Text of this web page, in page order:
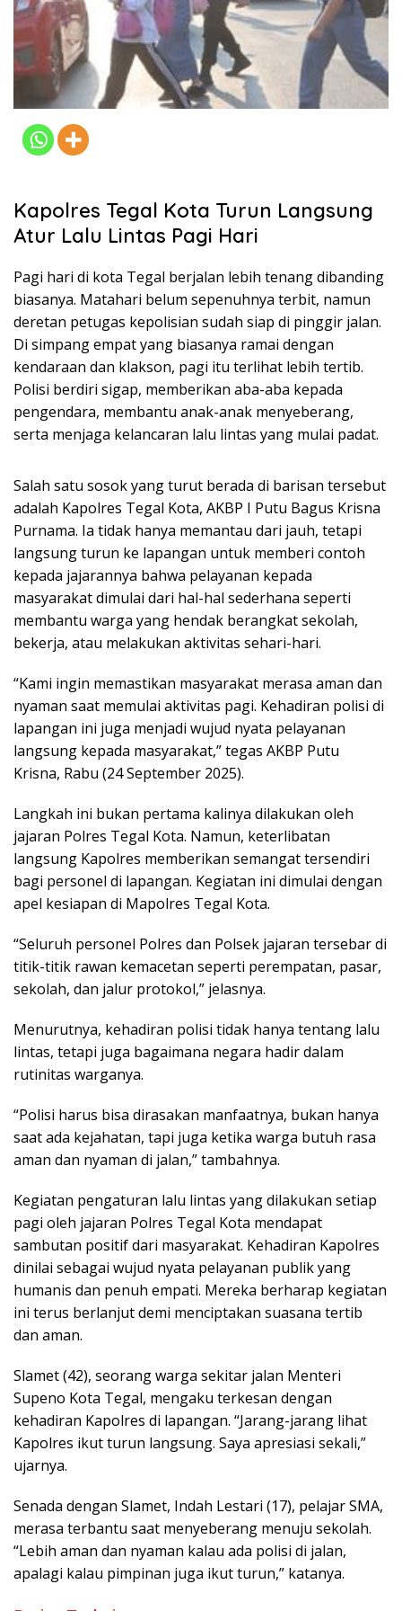
Kapolres Tegal Kota Turun Langsung
Atur Lalu Lintas Pagi Hari
Pagi hari di kota Tegal berjalan lebih tenang dibanding
biasanya. Matahari belum sepenuhnya terbit, namun
deretan petugas kepolisian sudah siap di pinggir jalan.
Di simpang empat yang biasanya ramai dengan
kendaraan dan klakson, pagi itu terlihat lebih tertib.
Polisi berdiri sigap, memberikan aba-aba kepada
pengendara, membantu anak-anak menyeberang,
serta menjaga kelancaran lalu lintas yang mulai padat.
Salah satu sosok yang turut berada di barisan tersebut
adalah Kapolres Tegal Kota, AKBP I Putu Bagus Krisna
Purnama. Ia tidak hanya memantau dari jauh, tetapi
langsung turun ke lapangan untuk memberi contoh
kepada jajarannya bahwa pelayanan kepada
masyarakat dimulai dari hal-hal sederhana seperti
membantu warga yang hendak berangkat sekolah,
bekerja, atau melakukan aktivitas sehari-hari.
“Kami ingin memastikan masyarakat merasa aman dan
nyaman saat memulai aktivitas pagi. Kehadiran polisi di
lapangan ini juga menjadi wujud nyata pelayanan
langsung kepada masyarakat,” tegas AKBP Putu
Krisna, Rabu (24 September 2025).
Langkah ini bukan pertama kalinya dilakukan oleh
jajaran Polres Tegal Kota. Namun, keterlibatan
langsung Kapolres memberikan semangat tersendiri
bagi personel di lapangan. Kegiatan ini dimulai dengan
apel kesiapan di Mapolres Tegal Kota.
“Seluruh personel Polres dan Polsek jajaran tersebar di
titik-titik rawan kemacetan seperti perempatan, pasar,
sekolah, dan jalur protokol,” jelasnya.
Menurutnya, kehadiran polisi tidak hanya tentang lalu
lintas, tetapi juga bagaimana negara hadir dalam
rutinitas warganya.
“Polisi harus bisa dirasakan manfaatnya, bukan hanya
saat ada kejahatan, tapi juga ketika warga butuh rasa
aman dan nyaman di jalan,” tambahnya.
Kegiatan pengaturan lalu lintas yang dilakukan setiap
pagi oleh jajaran Polres Tegal Kota mendapat
sambutan positif dari masyarakat. Kehadiran Kapolres
dinilai sebagai wujud nyata pelayanan publik yang
humanis dan penuh empati. Mereka berharap kegiatan
ini terus berlanjut demi menciptakan suasana tertib
dan aman.
Slamet (42), seorang warga sekitar jalan Menteri
Supeno Kota Tegal, mengaku terkesan dengan
kehadiran Kapolres di lapangan. “Jarang-jarang lihat
Kapolres ikut turun langsung. Saya apresiasi sekali,”
ujarnya.
Senada dengan Slamet, Indah Lestari (17), pelajar SMA,
merasa terbantu saat menyeberang menuju sekolah.
“Lebih aman dan nyaman kalau ada polisi di jalan,
apalagi kalau pimpinan juga ikut turun,” katanya.